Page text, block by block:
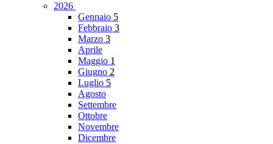
2026
Gennaio 5
Febbraio 3
Marzo 3
Aprile
Maggio 1
Giugno 2
Luglio 5
Agosto
Settembre
Ottobre
Novembre
Dicembre